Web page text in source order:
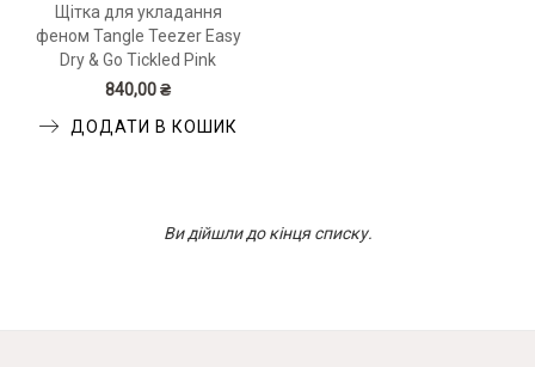
Щітка для укладання
феном Tangle Teezer Easy
Dry & Go Tickled Pink
840,00 ₴
ДОДАТИ В КОШИК
Ви дійшли до кінця списку.